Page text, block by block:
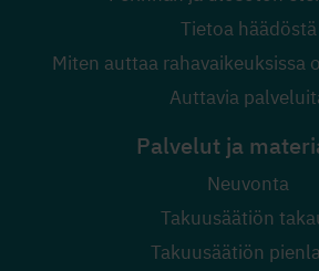
Tietoa häädöstä
Miten auttaa rahavaikeuksissa
Auttavia
Palvelut ja
Neuvonta
Takuusäätiön
Takuusäätiön